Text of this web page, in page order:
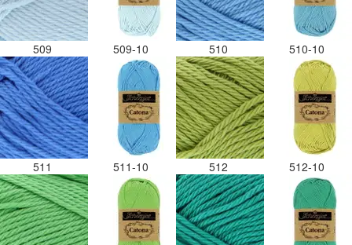
509 509-10 510 510-10
511 511-10 512 512-10